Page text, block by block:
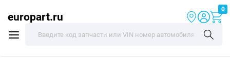
europart.ru
0